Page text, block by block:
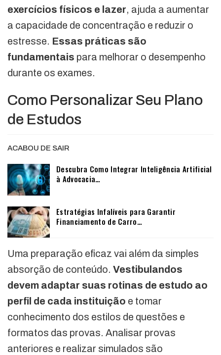
exercícios físicos e lazer, ajuda a aumentar
a capacidade de concentração e reduzir o
estresse. Essas práticas são
fundamentais para melhorar o desempenho
durante os exames.
Como Personalizar Seu Plano
de Estudos
ACABOU DE SAIR
Descubra Como Integrar Inteligência Artificial
à Advocacia…
Estratégias Infalíveis para Garantir
Financiamento de Carro…
Uma preparação eficaz vai além da simples
absorção de conteúdo. Vestibulandos
devem adaptar suas rotinas de estudo ao
perfil de cada instituição e tomar
conhecimento dos estilos de questões e
formatos das provas. Analisar provas
anteriores e realizar simulados são